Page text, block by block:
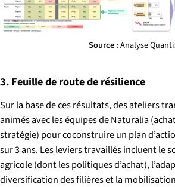
Source :Analyse
3. Feuille de route de résilience
Sur la base de ces résultats, des ateliers
animés avec les équipes de Naturalia
stratégie) pour coconstruire un plan
sur 3 ans. Les leviers travaillés incluent le
agricole (dont les politiques d’achat),
diversification des filières et la